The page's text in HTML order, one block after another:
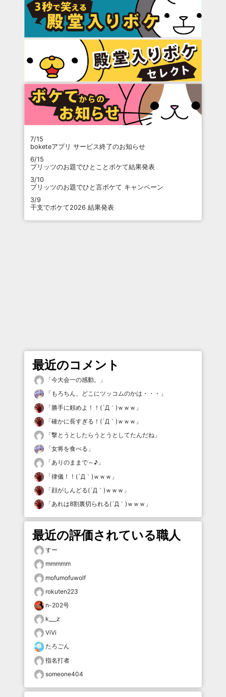
7/15
boketeアプリ サービス終了のお知らせ
6/15
プリッツのお題でひとことボケて結果発表
3/10
プリッツのお題でひと言ボケて キャンペーン
3/9
干支でボケて2026 結果発表
最近のコメント
「今大会一の感動。
」
「 もろちん、どこにツッコムのかは・・・ 」
「勝手に頼めよ！！(´Д｀)ｗｗｗ 」
「確かに長すぎる！(´Д｀)ｗｗｗ 」
「撃とうとしたらうとうとしてたんだね 」
「女将を食べる 」
「ありのままで～♪ 」
「律儀！！(´Д｀)ｗｗｗ 」
「顔がしんどる(´Д｀)ｗｗｗ 」
「あれは8割裏切られる(´Д｀)ｗｗｗ 」
最近の評価されている職人
すー
mmmmm
mofumofuwolf
rokuten223
n-202号
k___z
ViVi
たろごん
指名打者
someone404